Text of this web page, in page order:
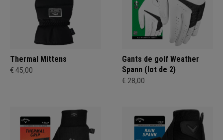
Thermal Mittens
€ 45,00
Gants de golf Weather
Spann (lot de 2)
€ 28,00